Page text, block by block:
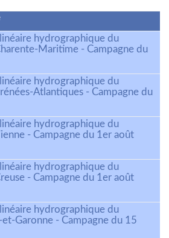
hydrographique du
Maritime - Campagne du
hydrographique du
Atlantiques - Campagne du
hydrographique du
- Campagne du 1er août
hydrographique du
- Campagne du 1er août
hydrographique du
Garonne - Campagne du 15